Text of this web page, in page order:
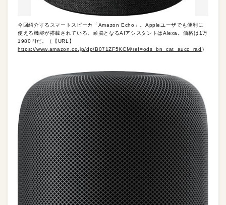
今回紹介するスマートスピーカ「Amazon Echo」。Appleユーザでも便利に
使える機能が搭載されている。頭脳となるAIアシスタントはAlexa。価格は1万
1980円だ。（【URL】
https://www.amazon.co.jp/dp/B071ZF5KCM/ref=ods_bn_cat_aucc_rad ）